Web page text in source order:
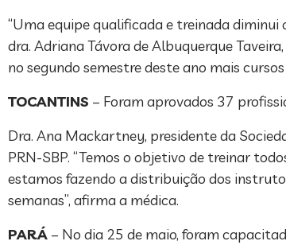
“Uma equipe qualificada e treinada
dra. Adriana Távora de Albuquerque
no segundo semestre deste ano mais
TOCANTINS – Foram aprovados 37
Dra. Ana Mackartney, presidente da
PRN-SBP. “Temos o objetivo de treinar
estamos fazendo a distribuição dos
semanas”, afirma a médica.
PARÁ – No dia 25 de maio, foram